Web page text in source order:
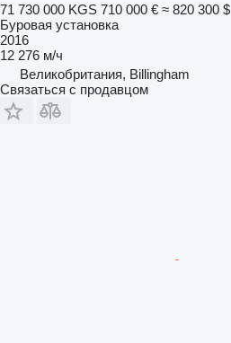
71 730 000 KGS 710 000 € ≈ 820 300 $
Буровая установка
2016
12 276 м/ч
Великобритания, Billingham
Связаться с продавцом